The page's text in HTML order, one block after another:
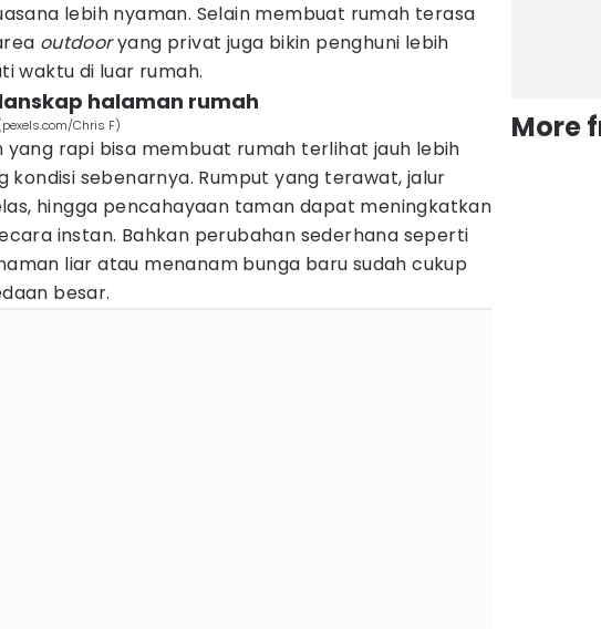
lebih nyaman. Selain membuat rumah terasa
outdooryang privat juga bikin penghuni lebih
waktu di luar rumah.
halaman rumah
Chris F)
yang rapi bisa membuat rumah terlihat jauh lebih
kondisi sebenarnya. Rumput yang terawat, jalur
hingga pencahayaan taman dapat meningkatkan
instan. Bahkan perubahan sederhana seperti
liar atau menanam bunga baru sudah cukup
besar.
More